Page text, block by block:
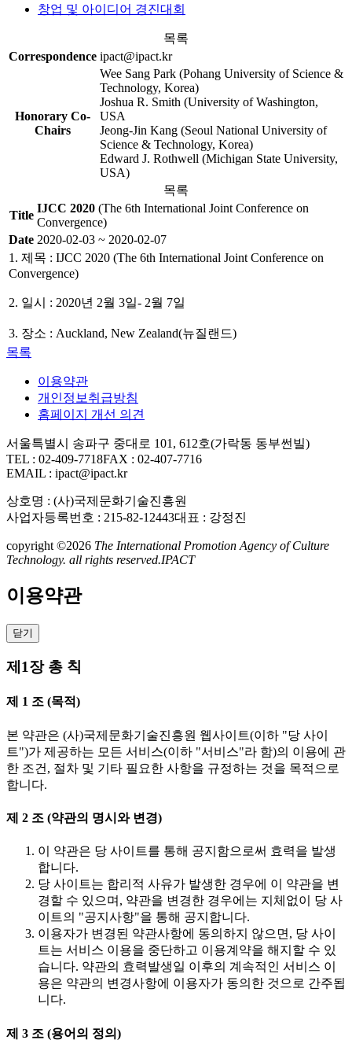
창업 및 아이디어 경진대회
목록
Correspondence ipact@ipact.kr
Honorary Co-
Chairs
Wee Sang Park (Pohang University of Science &
Technology, Korea)
Joshua R. Smith (University of Washington,
USA
Jeong-Jin Kang (Seoul National University of
Science & Technology, Korea)
Edward J. Rothwell (Michigan State University,
USA)
목록
Title
IJCC 2020 (The 6th International Joint Conference on
Convergence)
Date 2020-02-03 ~ 2020-02-07
1. 제목 : IJCC 2020 (The 6th International Joint Conference on
Convergence)
2. 일시 : 2020년 2월 3일- 2월 7일
3. 장소 : Auckland, New Zealand(뉴질랜드)
목록
이용약관
개인정보취급방침
홈페이지 개선 의견
서울특별시 송파구 중대로 101, 612호(가락동 동부썬빌)
TEL : 02-409-7718FAX : 02-407-7716
EMAIL : ipact@ipact.kr
상호명 : (사)국제문화기술진흥원
사업자등록번호 : 215-82-12443대표 : 강정진
copyright ©2026 The International Promotion Agency of Culture
Technology. all rights reserved.IPACT
이용약관
닫기
제1장 총 칙
제 1 조 (목적)
본 약관은 (사)국제문화기술진흥원 웹사이트(이하 "당 사이
트")가 제공하는 모든 서비스(이하 "서비스"라 함)의 이용에 관
한 조건, 절차 및 기타 필요한 사항을 규정하는 것을 목적으로
합니다.
제 2 조 (약관의 명시와 변경)
이 약관은 당 사이트를 통해 공지함으로써 효력을 발생
합니다.
당 사이트는 합리적 사유가 발생한 경우에 이 약관을 변
경할 수 있으며, 약관을 변경한 경우에는 지체없이 당 사
이트의 "공지사항"을 통해 공지합니다.
이용자가 변경된 약관사항에 동의하지 않으면, 당 사이
트는 서비스 이용을 중단하고 이용계약을 해지할 수 있
습니다. 약관의 효력발생일 이후의 계속적인 서비스 이
용은 약관의 변경사항에 이용자가 동의한 것으로 간주됩
니다.
제 3 조 (용어의 정의)